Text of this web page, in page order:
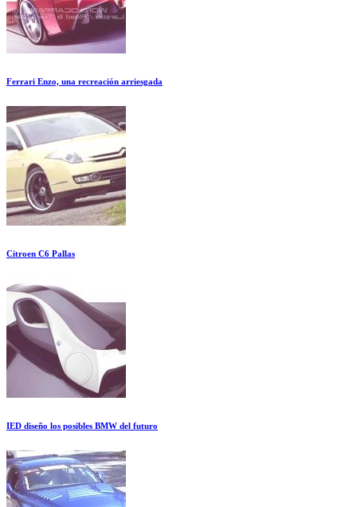
Ferrari Enzo, una recreación arriesgada
Citroen C6 Pallas
IED diseño los posibles BMW del futuro